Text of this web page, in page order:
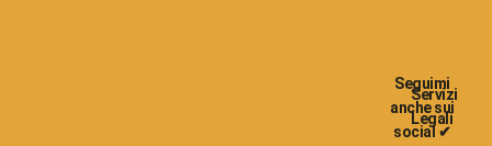
Servizi
Legali
Seguimi
anche sui
social ✔